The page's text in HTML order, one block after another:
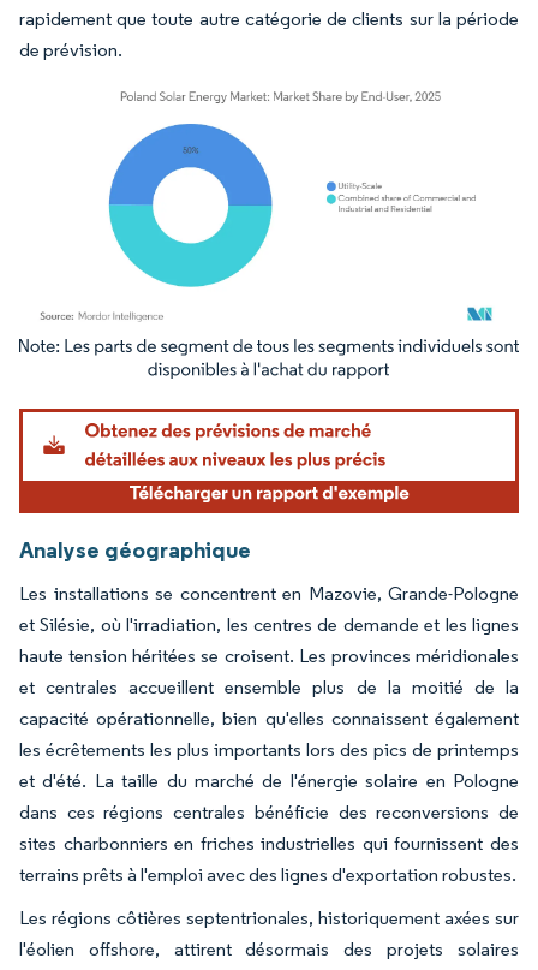
rapidement que toute autre catégorie de clients sur la période
de prévision.
Image © Mordor Intelligence. La réutilisation nécessite une attribution sous CC BY
Analyse géographique
Les installations se concentrent en Mazovie, Grande-Pologne
et Silésie, où l'irradiation, les centres de demande et les lignes
haute tension héritées se croisent. Les provinces méridionales
et centrales accueillent ensemble plus de la moitié de la
capacité opérationnelle, bien qu'elles connaissent également
les écrêtements les plus importants lors des pics de printemps
et d'été. La taille du marché de l'énergie solaire en Pologne
dans ces régions centrales bénéficie des reconversions de
sites charbonniers en friches industrielles qui fournissent des
terrains prêts à l'emploi avec des lignes d'exportation robustes.
Les régions côtières septentrionales, historiquement axées sur
l'éolien offshore, attirent désormais des projets solaires